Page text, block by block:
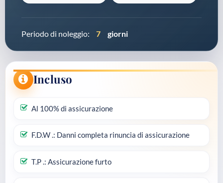
Periodo di noleggio: 7 giorni
Incluso
Al 100% di assicurazione
F.D.W .: Danni completa rinuncia di assicurazione
T.P .: Assicurazione furto